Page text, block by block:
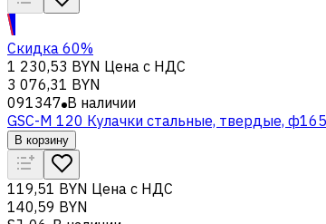
Скидка 60%
1 230,53 BYN Цена с НДС
3 076,31 BYN
091347 В наличии
GSC-M 120 Кулачки стальные, твердые,
В корзину
119,51 BYN Цена с НДС
140,59 BYN